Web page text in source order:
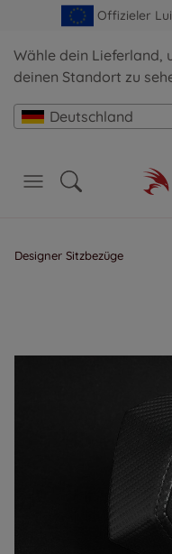
Offizieler
Wähle dein Lieferland,
deinen Standort zu
Deutschland
Designer Sitzbezüge